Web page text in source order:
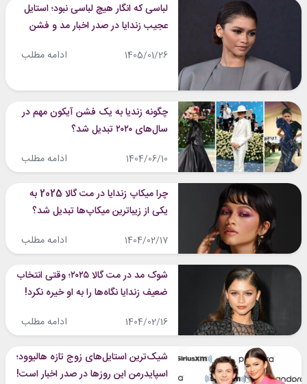
لباسی که انگار هیچ لباسی نبود؛ استایل
عجیب زندایا در صدر اخبار مد و فشن
1405/01/26 ادامه مطلب
چگونه زندیا به یک فشن آیکون مهم در
سال‌های ۲۰۲۰ تبدیل شد؟
1404/06/10 ادامه مطلب
چرا میکاپ زندایا در مت گالا 2025 به
یکی از زیباترین میکاپ‌ها تبدیل شد؟
1404/02/17 ادامه مطلب
شوک مد در مت گالا ۲۰۲۵؛ وقتی انتخاب
ضعیف زندایا نگاه‌ها را به او خیره نکرد!
1404/02/16 ادامه مطلب
شیک‌ترین استایل‌های زوج تازه هالیوود؛
اسپایدرمن این روزها در صدر اخبار است!